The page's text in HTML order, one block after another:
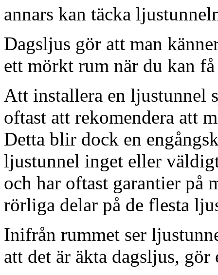
annars kan täcka
Dagsljus gör att man
ett mörkt rum när du kan
Att installera en ljustunnel
oftast att rekomendera att
Detta blir dock en
ljustunnel inget eller
och har oftast garantier på
rörliga delar på de flesta
Inifrån rummet ser
att det är äkta dagsljus,